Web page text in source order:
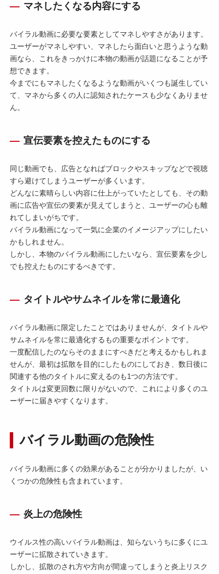
マネしたくなる内容にする
バイラル動画に必要な要素としてマネしやすさがあります。
ユーザーがマネしやすい、マネしたら面白いと思うような動
画なら、これをきっかけに本物の動画が話題になることが予
想できます。
今までにもマネしたくなるような動画がいくつも誕生してい
て、マネから多くの人に認知されたケースも少なくありませ
ん。
宣伝要素を控えたものにする
同じ動画でも、広告となればブロックやスキップなどで視聴
すら避けてしまうユーザーが多くいます。
どんなに素晴らしい内容に仕上がっていたとしても、その動
画に広告や宣伝の要素が見えてしまうと、ユーザーの心も離
れてしまいがちです。
バイラル動画になって一気に企業のイメージアップにしたい
かもしれません。
しかし、本物のバイラル動画にしたいなら、宣伝要素を少し
でも控えたものにするべきです。
タイトルやサムネイルを常に最適化
バイラル動画に限定したことではありませんが、タイトルや
サムネイルを常に最適化するもの重要なポイントです。
一度配信したのならそのままにすべきだと考えるかもしれま
せんが、最初は拡散を目的にしたものにしておき、数日後に
関連する他のタイトルに変えるのも1つの方法です。
タイトルは変更回数に限りがないので、これにより多くのユ
ーザーに届きやすくなります。
バイラル動画の危険性
バイラル動画に多くの効果があることが分かりましたが、い
くつかの危険性も含まれています。
炎上の危険性
ウイルス性の高いバイラル動画は、知らないうちに多くにユ
ーザーに拡散されていきます。
しかし、拡散のされ方や方向が間違ってしまうと炎上リスク